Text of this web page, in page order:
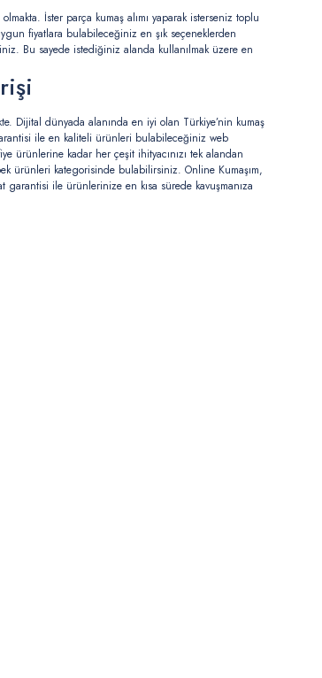
İster parça kumaş alımı yaparak isterseniz toplu
fiyatlara bulabileceğiniz en şık seçeneklerden
Bu sayede istediğiniz alanda kullanılmak üzere en
Dijital dünyada alanında en iyi olan Türkiye’nin kumaş
ile en kaliteli ürünleri bulabileceğiniz web
ürünlerine kadar her çeşit ihityacınızı tek alandan
ürünleri kategorisinde bulabilirsiniz. Online Kumaşım,
garantisi ile ürünlerinize en kısa sürede kavuşmanıza